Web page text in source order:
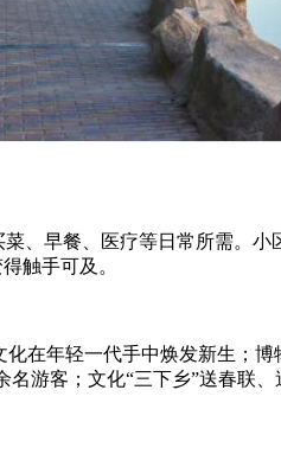
早餐、医疗等日常所需。小
触手可及。
年轻一代手中焕发新生；博
游客；文化“三下乡”送春